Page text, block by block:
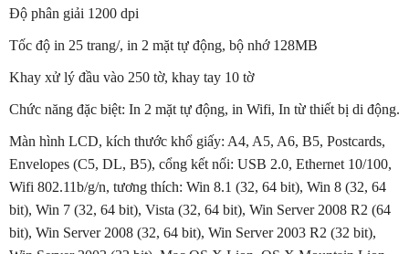
Độ phân giải 1200 dpi
Tốc độ in 25 trang/, in 2 mặt tự động, bộ nhớ 128MB
Khay xử lý đầu vào 250 tờ, khay tay 10 tờ
Chức năng đặc biệt: In 2 mặt tự động, in Wifi, In từ thiết bị di động.
Màn hình LCD, kích thước khổ giấy: A4, A5, A6, B5, Postcards,
Envelopes (C5, DL, B5), cổng kết nối: USB 2.0, Ethernet 10/100,
Wifi 802.11b/g/n, tương thích: Win 8.1 (32, 64 bit), Win 8 (32, 64
bit), Win 7 (32, 64 bit), Vista (32, 64 bit), Win Server 2008 R2 (64
bit), Win Server 2008 (32, 64 bit), Win Server 2003 R2 (32 bit),